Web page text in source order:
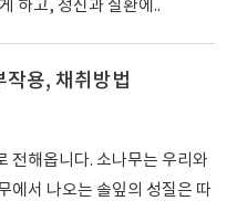
하고, 정신과 질환에..
작용, 채취방법
전해옵니다. 소나무는 우리와
에서 나오는 솔잎의 성질은 따